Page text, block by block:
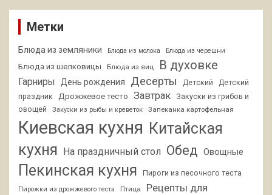
Метки
Блюда из земляники Блюда из молока Блюда из черешни
Блюда из шелковицы Блюда из яиц В духовке
Гарниры День рождения Десерты Детский
Детский
праздник
Дрожжевое тесто Завтрак
Закуски из грибов и
овощей
Закуски из рыбы и креветок Запеканка картофельная
Киевская кухня Китайская
кухня На праздничный стол Обед Овощные
Пекинская кухня Пироги из песочного теста
Пирожки из дрожжевого теста Птица
Рецепты для